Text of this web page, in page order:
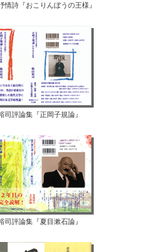
情詩『おこりんぼうの王様』
司評論集『正岡子規論』
司評論集『夏目漱石論』